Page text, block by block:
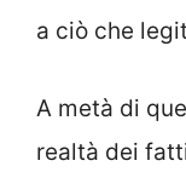
a ciò che
A metà di
realtà dei